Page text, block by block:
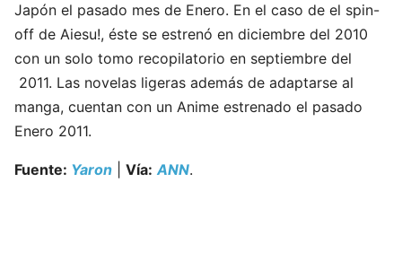
Japón el pasado mes de Enero. En el caso de el spin-
off de Aiesu!, éste se estrenó en diciembre del 2010
con un solo tomo recopilatorio en septiembre del
2011. Las novelas ligeras además de adaptarse al
manga, cuentan con un Anime estrenado el pasado
Enero 2011.
Fuente: Yaron Vía: ANN.